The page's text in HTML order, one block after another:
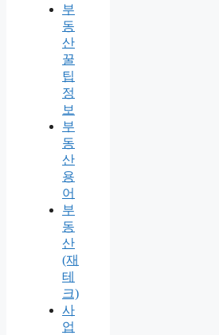
부
동
산
꿀
팁
정
보
부
동
산
용
어
부
동
산
(재
테
크)
사
업